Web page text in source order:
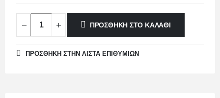
ΠΡΟΣΘΉΚΗ ΣΤΟ ΚΑΛΆΘΙ
ΠΡΌΣΘΉΚΗ ΣΤΗΝ ΛΊΣΤΑ ΕΠΙΘΥΜΙΏΝ